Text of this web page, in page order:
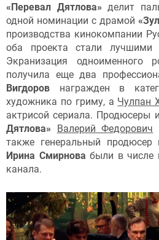
«Перевал Дятлова» делит
одной номинации с драмой
производства кинокомпании
оба проекта стали лучшими
Экранизация одноименного
получила еще два
Вигдоров награжден в
художника по гриму, а Чулпан
актрисой сериала. Продюсеры
Дятлова»
Валерий Федорович
также генеральный продюсер
Ирина Смирнова были в числе
канала.